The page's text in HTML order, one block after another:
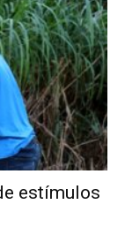
estímulos